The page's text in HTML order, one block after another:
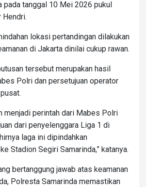
pada tanggal 10 Mei 2026 pukul
Hendri.
lokasi pertandingan dilakukan
di Jakarta dinilai cukup rawan.
tersebut merupakan hasil
Polri dan persetujuan operator
menjadi perintah dari Mabes Polri
dari penyelenggara Liga 1 di
laga ini dipindahkan
Stadion Segiri Samarinda,” katanya.
bertanggung jawab atas keamanan
Polresta Samarinda memastikan